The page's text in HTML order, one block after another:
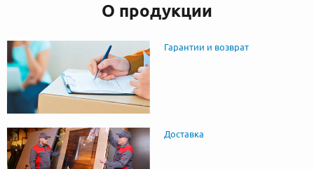
О продукции
Гарантии и возврат
Доставка